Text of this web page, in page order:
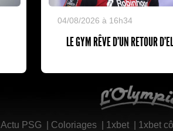
04/08/2026 à 16h34
LE GYM RÊVE D’UN RETOUR
Actu PSG| Coloriages| 1xbet| 1xbet